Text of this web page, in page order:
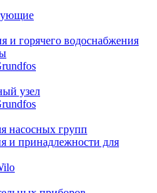
и горячего водоснабжения
узел
насосных групп
и принадлежности для